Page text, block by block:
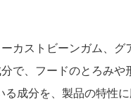
カストビーンガム、グ
で、フードのとろみや
成分を、製品の特性に